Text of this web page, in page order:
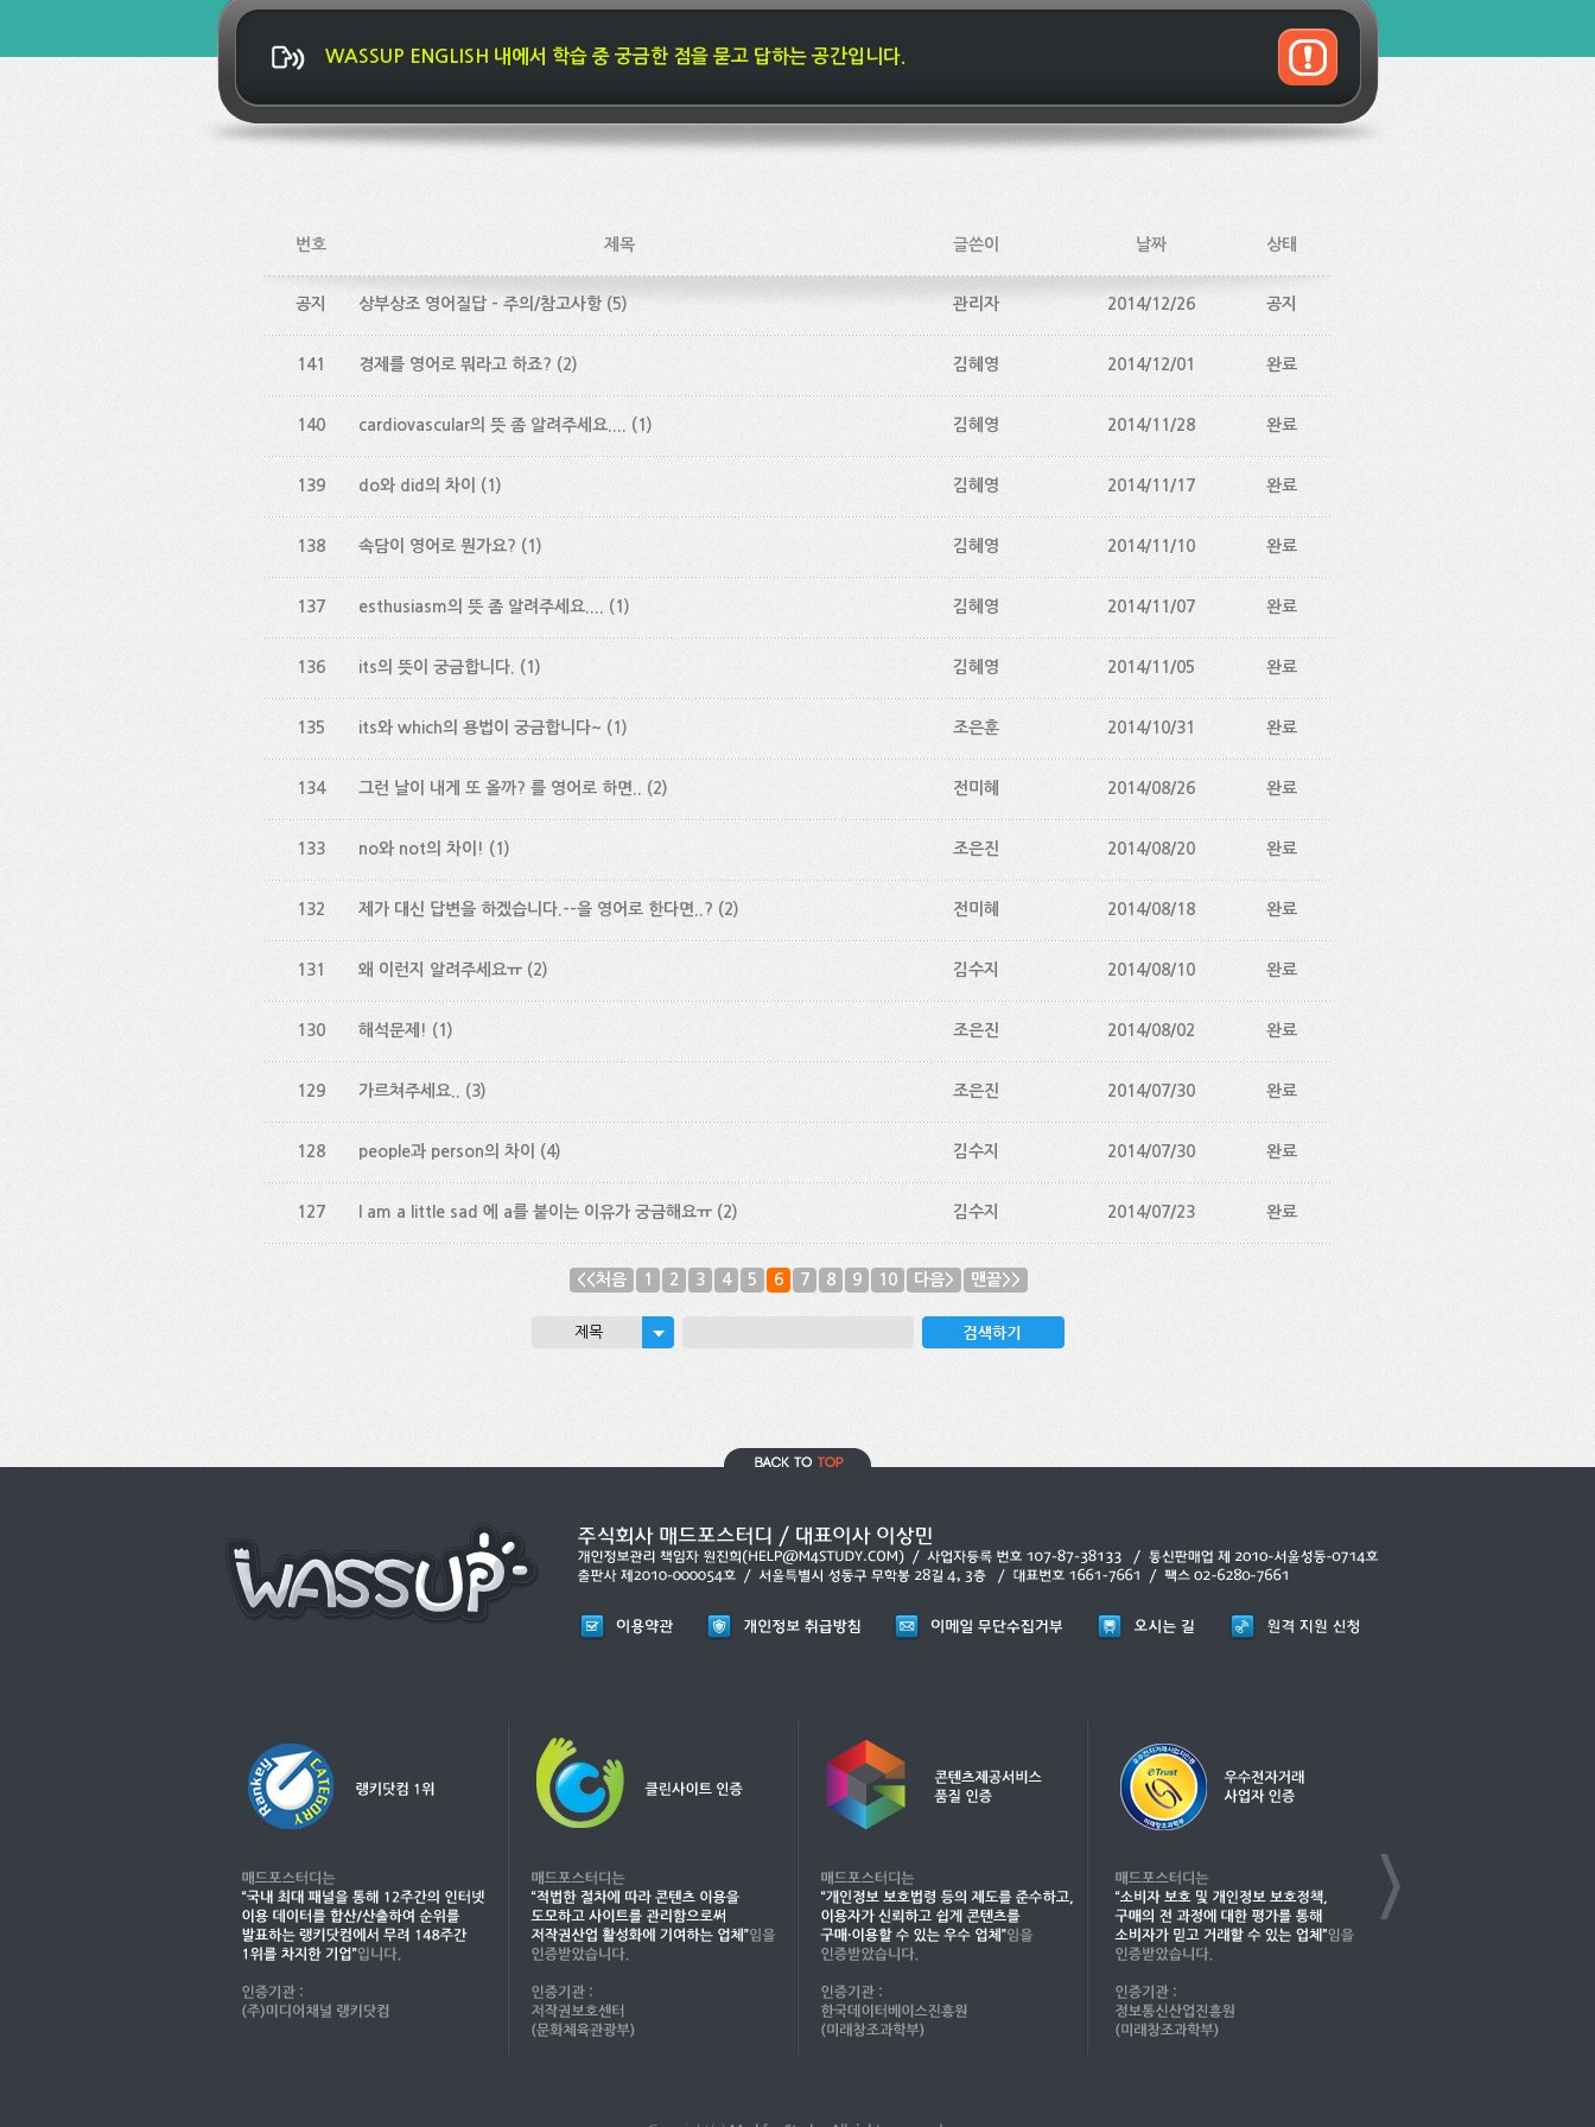
WASSUP ENGLISH 내에서 학습 중 궁금한 점을 묻고 답하는 공간입니다.
번호 제목 글쓴이 날짜 상태
공지 상부상조 영어질답 - 주의/참고사항 (5) 관리자 2014/12/26 공지
141 경제를 영어로 뭐라고 하죠? (2) 김혜영 2014/12/01 완료
140 cardiovascular의 뜻 좀 알려주세요.... (1) 김혜영 2014/11/28 완료
139 do와 did의 차이 (1) 김혜영 2014/11/17 완료
138 속담이 영어로 뭔가요? (1) 김혜영 2014/11/10 완료
137 esthusiasm의 뜻 좀 알려주세요.... (1) 김혜영 2014/11/07 완료
136 its의 뜻이 궁금합니다. (1) 김혜영 2014/11/05 완료
135 its와 which의 용법이 궁금합니다~ (1) 조은훈 2014/10/31 완료
134 그런 날이 내게 또 올까? 를 영어로 하면.. (2) 전미혜 2014/08/26 완료
133 no와 not의 차이! (1) 조은진 2014/08/20 완료
132 제가 대신 답변을 하겠습니다.--을 영어로 한다면..? (2) 전미혜 2014/08/18 완료
131 왜 이런지 알려주세요ㅠ (2) 김수지 2014/08/10 완료
130 해석문제! (1) 조은진 2014/08/02 완료
129 가르쳐주세요.. (3) 조은진 2014/07/30 완료
128 people과 person의 차이 (4) 김수지 2014/07/30 완료
127 l am a little sad 에 a를 붙이는 이유가 궁금해요ㅠ (2) 김수지 2014/07/23 완료
<<처음 1 2 3 4 5 6 7 8 9 10 다음> 맨끝>>
제목